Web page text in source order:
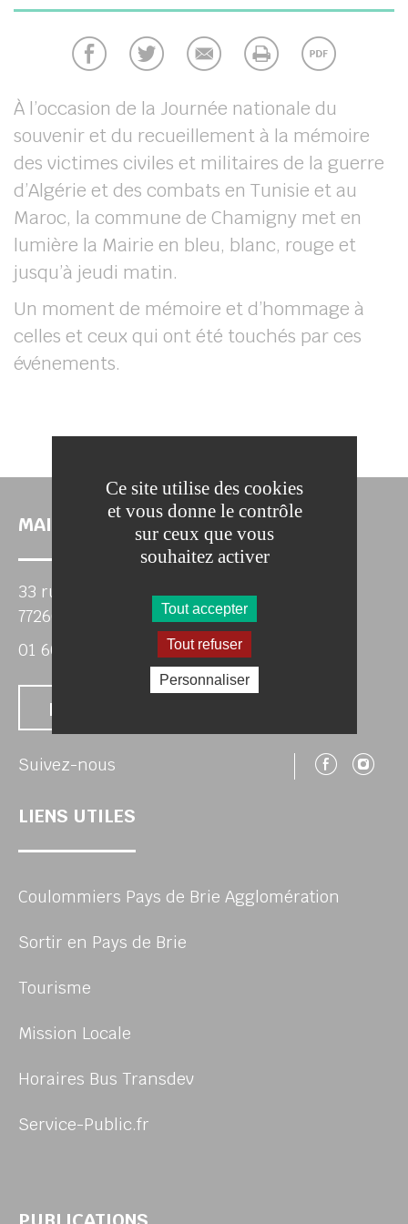
À l’occasion de la Journée nationale du
souvenir et du recueillement à la mémoire
des victimes civiles et militaires de la guerre
d’Algérie et des combats en Tunisie et au
Maroc, la commune de Chamigny met en
lumière la Mairie en bleu, blanc, rouge et
jusqu’à jeudi matin.
Un moment de mémoire et d’hommage à
celles et ceux qui ont été touchés par ces
événements.
MAIRIE DE CHAMIGNY
33 rue Roubineau
77260 CHAMIGNY
01 60 22 05 46
Nous contacter
Suivez-nous
LIENS UTILES
Coulommiers Pays de Brie Agglomération
Sortir en Pays de Brie
Tourisme
Mission Locale
Horaires Bus Transdev
Service-Public.fr
Ce site utilise des cookies
et vous donne le contrôle
sur ceux que vous
souhaitez activer
Tout accepter
Tout refuser
Personnaliser